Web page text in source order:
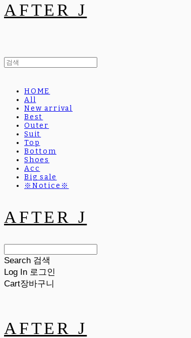
AFTER J
HOME
All
New arrival
Best
Outer
Suit
Top
Bottom
Shoes
Acc
Big sale
※Notice※
AFTER J
Search 검색
Log In 로그인
Cart장바구니
AFTER J